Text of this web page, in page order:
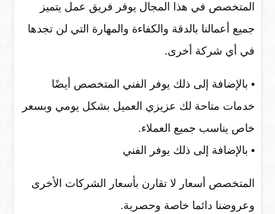
المتخصص في هذا المجال يوفر فريق عمل يتميز
جميع أعمالنا بالدقة والكفاءة والمهارة التي لن تجدها
في أي شركة أخرى.
• بالإضافة إلى ذلك يوفر الفني المتخصص أيضًا
خدمات متاحة لك عزيزي العميل بشكل يومي وبسعر
خاص يناسب جميع العملاء.
• بالإضافة إلى ذلك يوفر الفني
المتخصص أسعار لا تقارن بأسعار الشركات الأخرى
وعروضنا دائما خاصة وحصرية.